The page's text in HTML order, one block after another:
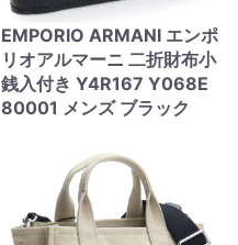
EMPORIO ARMANI エンポ
リオアルマーニ 二折財布小
銭入付き Y4R167 Y068E
80001 メンズ ブラック